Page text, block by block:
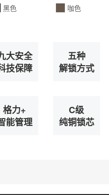
黑色 咖色
大安全
技保障
五种
解锁方式
格力+
能管理
C级
纯铜锁芯